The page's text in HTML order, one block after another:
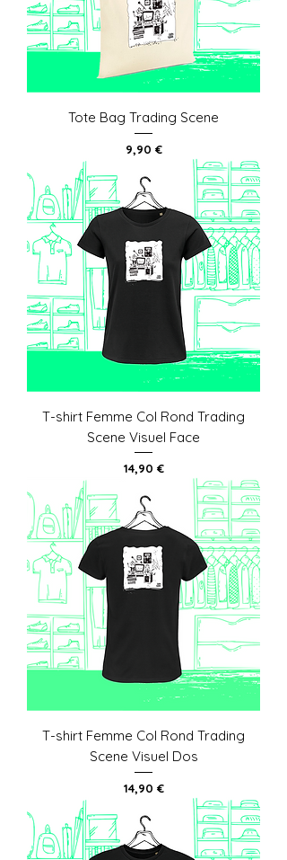
Tote Bag Trading Scene
Prix
9,90 €
T-shirt Femme Col Rond Trading
Scene Visuel Face
Prix
14,90 €
T-shirt Femme Col Rond Trading
Scene Visuel Dos
Prix
14,90 €